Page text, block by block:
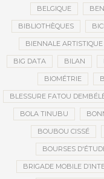
BELGIQUE
BIBLIOTHÈQUES
BIENNALE
BIG DATA BILAN
BIOMÉTRIE
BLESSURE FATOU
BOLA TINUBU
BOUBOU CISSÉ
BOURSES
BRIGADE MOBILE